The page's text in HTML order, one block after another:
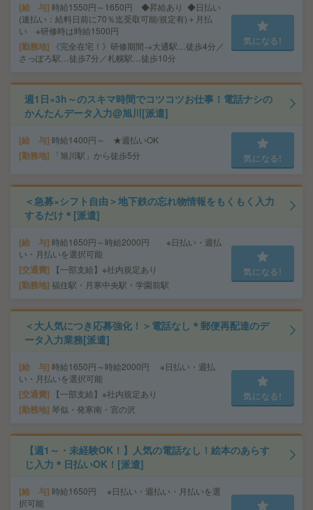
給 与 時給1550円～1650円 ◆昇給あり ◆日払い
(速払い：給料日前に70％迄受取可能/規定有)＋月払
い ※研修時は時給1500円
勤務地
《完全在宅！》研修期間→大通駅…徒歩4分／
さっぽろ駅…徒歩7分／札幌駅…徒歩10分
気になる!
週1日×3h～のスキマ時間でコツコツお仕事！電話ナシの
かんたんデータ入力@旭川[派遣]
給 与 時給1400円～ ★週払いOK
勤務地 「旭川駅」から徒歩5分 気になる!
＜急募×シフト自由＞地下鉄の忘れ物情報をもくもく入力
するだけ＊[派遣]
給 与 時給1650円～時給2000円 ※日払い・週払
い・月払いを選択可能
交通費 【一部支給】※社内規定あり
勤務地 福住駅・月寒中央駅・学園前駅
気になる!
＜大人気につき応募強化！＞電話なし＊郵便再配達のデ
ータ入力業務[派遣]
給 与 時給1650円～時給2000円 ※日払い・週払
い・月払いを選択可能
交通費 【一部支給】※社内規定あり
勤務地 琴似・発寒南・宮の沢
気になる!
【週1～・未経験OK！】人気の電話なし！絵本のあらす
じ入力＊日払いOK！[派遣]
給 与 時給1650円 ※日払い・週払い・月払いを選
択可能